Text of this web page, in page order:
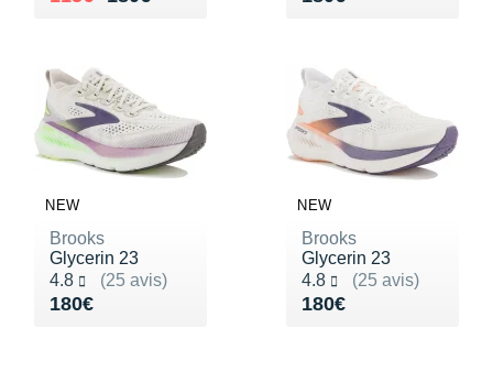
NEW
Brooks
Glycerin 23
4.8
(25 avis)
Noté 4.8 sur 5
180€
Vendu 180€
NEW
Brooks
Glycerin 23
4.8
(25 avis)
Noté 4.8 sur 5
180€
Vendu 180€